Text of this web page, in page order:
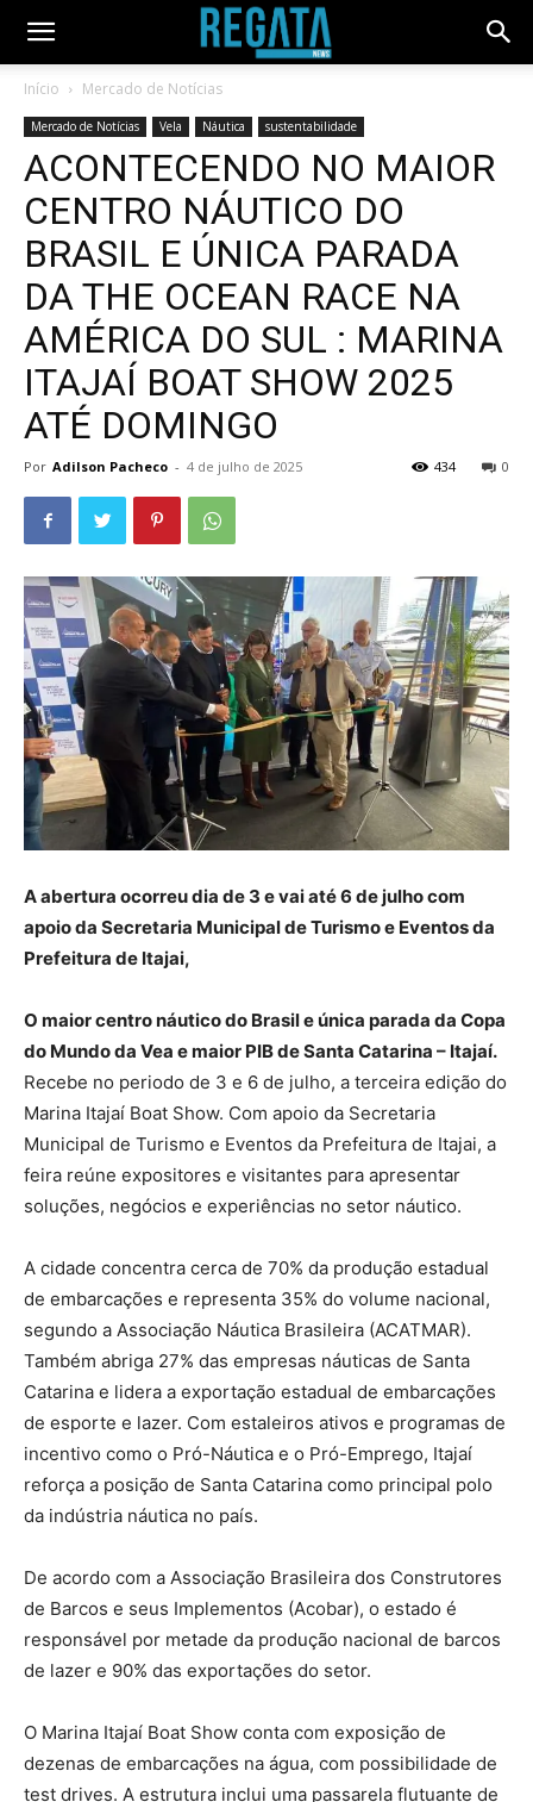
Início Mercado de Notícias
Mercado de Notícias Vela Náutica sustentabilidade
ACONTECENDO NO MAIOR
CENTRO NÁUTICO DO
BRASIL E ÚNICA PARADA
DA THE OCEAN RACE NA
AMÉRICA DO SUL : MARINA
ITAJAÍ BOAT SHOW 2025
ATÉ DOMINGO
Por Adilson Pacheco - 4 de julho de 2025 0
434
A abertura ocorreu dia de 3 e vai até 6 de julho com
apoio da Secretaria Municipal de Turismo e Eventos da
Prefeitura de Itajai,
O maior centro náutico do Brasil e única parada da Copa
do Mundo da Vea e maior PIB de Santa Catarina – Itajaí.
Recebe no periodo de 3 e 6 de julho, a terceira edição do
Marina Itajaí Boat Show. Com apoio da Secretaria
Municipal de Turismo e Eventos da Prefeitura de Itajai, a
feira reúne expositores e visitantes para apresentar
soluções, negócios e experiências no setor náutico.
A cidade concentra cerca de 70% da produção estadual
de embarcações e representa 35% do volume nacional,
segundo a Associação Náutica Brasileira (ACATMAR).
Também abriga 27% das empresas náuticas de Santa
Catarina e lidera a exportação estadual de embarcações
de esporte e lazer. Com estaleiros ativos e programas de
incentivo como o Pró-Náutica e o Pró-Emprego, Itajaí
reforça a posição de Santa Catarina como principal polo
da indústria náutica no país.
De acordo com a Associação Brasileira dos Construtores
de Barcos e seus Implementos (Acobar), o estado é
responsável por metade da produção nacional de barcos
de lazer e 90% das exportações do setor.
O Marina Itajaí Boat Show conta com exposição de
dezenas de embarcações na água, com possibilidade de
test drives. A estrutura inclui uma passarela flutuante de